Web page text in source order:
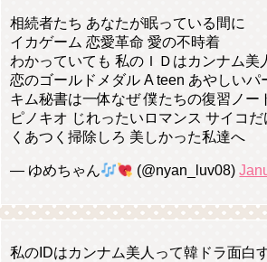
相続者たち あなたが眠っている間に
イカゲーム 恋愛革命 愛の不時着
わかっていても 私のＩＤはカンナム美
恋のゴールドメダル A teen あやしいパ
キム秘書は一体なぜ 僕たちの復習ノー
ピノキオ じれったいロマンス サイコ
くあつく掃除しろ 美しかった私達へ
— ゆめちゃん (@nyan_luv08)
私のIDはカンナム美人って韓ドラ面白